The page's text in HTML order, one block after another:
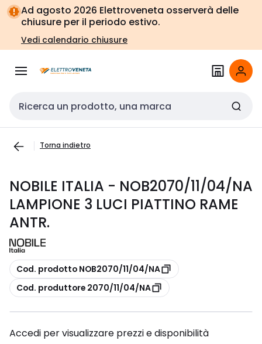
Vai alla
navigazione
Vai
alla
pagina
Ad agosto 2026 Elettroveneta osserverà delle
chiusure per il periodo estivo.
Vedi calendario chiusure
Cerca input
Torna indietro
NOBILE ITALIA - NOB2070/11/04/NA
LAMPIONE 3 LUCI PIATTINO RAME
ANTR.
copia
Cod. prodotto NOB2070/11/04/NA
copia
Cod. produttore 2070/11/04/NA
Accedi per visualizzare prezzi e disponibilità